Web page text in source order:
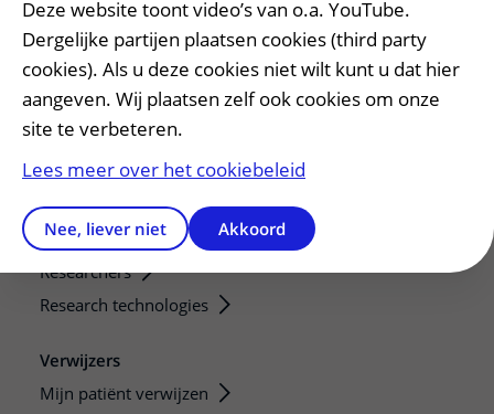
Onderwijs en onderzoek
Onze opleidingen
De Nieuwe Utrechtse School
Stage en opleidingsplaatsen
Research
Strategic programs
Research groups
Researchers
Research technologies
Verwijzers
Mijn patiënt verwijzen
Deze website toont video’s van o.a. YouTube.
Dergelijke partijen plaatsen cookies (third party
cookies). Als u deze cookies niet wilt kunt u dat hier
aangeven. Wij plaatsen zelf ook cookies om onze
site te verbeteren.
Lees meer over het cookiebeleid
Nee, liever niet Akkoord